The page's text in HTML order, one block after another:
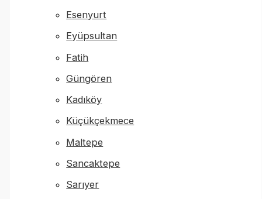
Esenyurt
Eyüpsultan
Fatih
Güngören
Kadıköy
Küçükçekmece
Maltepe
Sancaktepe
Sarıyer